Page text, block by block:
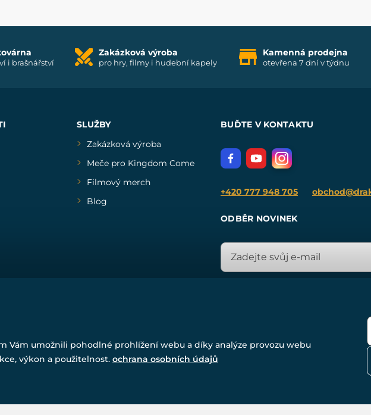
i brašnářství
Zakázková výroba
pro hry, filmy i hudební kapely
Kamenná prodejna
otevřena 7 dní v týdnu
SLUŽBY
Zakázková výroba
Meče pro Kingdom Come
Filmový merch
Blog
BUĎTE V KONTAKTU
+420 777 948 705
ODBĚR NOVINEK
Powered bySimplia.cz, protected by reCAPTCHA.
Vám umožnili pohodlné prohlížení webu a díky analýze provozu webu
výkon a použitelnost. ochrana osobních údajů